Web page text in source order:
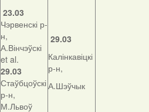
23.03
Чэрвенскі р-
н,
А.Вінчэўскі
et al.
29.03
Стаўбцоўскі
р-н,
М.Львоў
29.03
Калінкавіцкі
р-н,
А.Шэўчык